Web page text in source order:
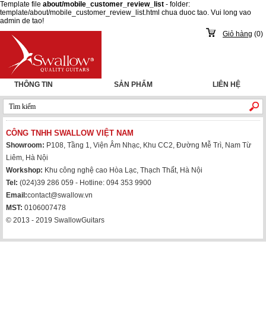
Template file about/mobile_customer_review_list - folder:
template/about/mobile_customer_review_list.html chua duoc tao. Vui long vao
admin de tao!
Giỏ hàng (0)
THÔNG TIN SẢN PHẨM LIÊN HỆ
CÔNG TNHH SWALLOW VIỆT NAM
Showroom: P108, Tầng 1, Viện Âm Nhạc, Khu CC2, Đường Mễ Trì, Nam Từ
Liêm, Hà Nội
Workshop: Khu công nghệ cao Hòa Lạc, Thạch Thất, Hà Nội
Tel: (024)39 286 059 - Hotline: 094 353 9900
Email:contact@swallow.vn
MST: 0106007478
© 2013 - 2019 SwallowGuitars